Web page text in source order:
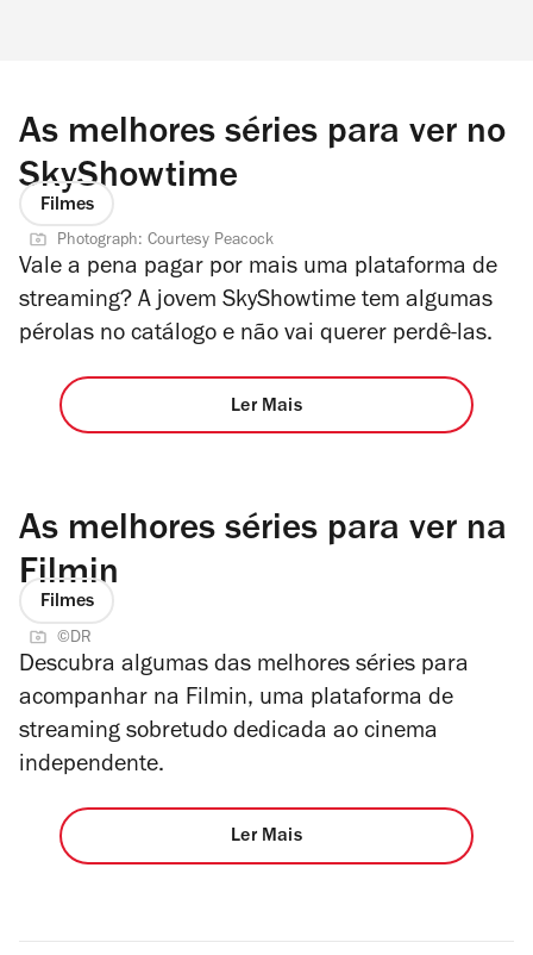
As melhores séries para ver no
SkyShowtime
Filmes
Photograph: Courtesy Peacock
Vale a pena pagar por mais uma plataforma de
streaming? A jovem SkyShowtime tem algumas
pérolas no catálogo e não vai querer perdê-las.
Ler Mais
As melhores séries para ver na
Filmin
Filmes
©DR
Descubra algumas das melhores séries para
acompanhar na Filmin, uma plataforma de
streaming sobretudo dedicada ao cinema
independente.
Ler Mais